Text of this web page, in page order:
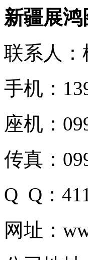
新疆展
联系人：
手机：
座机：
传真：
Q Q：
网址：